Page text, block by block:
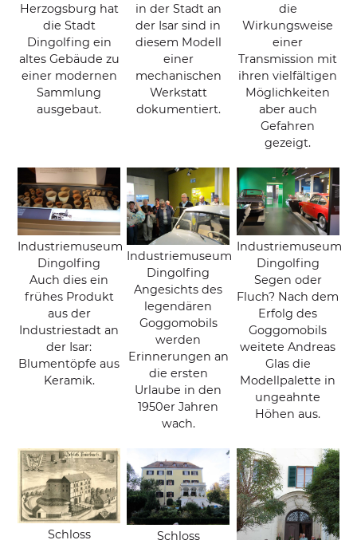
Herzogsburg hat
die Stadt
Dingolfing ein
altes Gebäude zu
einer modernen
Sammlung
ausgebaut.
in der Stadt an
der Isar sind in
diesem Modell
einer
mechanischen
Werkstatt
dokumentiert.
die
Wirkungsweise
einer
Transmission mit
ihren vielfältigen
Möglichkeiten
aber auch
Gefahren
gezeigt.
Industriemuseum
Dingolfing
Auch dies ein
frühes Produkt
aus der
Industriestadt an
der Isar:
Blumentöpfe aus
Keramik.
Industriemuseum
Dingolfing
Angesichts des
legendären
Goggomobils
werden
Erinnerungen an
die ersten
Urlaube in den
1950er Jahren
wach.
Industriemuseum
Dingolfing
Segen oder
Fluch? Nach dem
Erfolg des
Goggomobils
weitete Andreas
Glas die
Modellpalette in
ungeahnte
Höhen aus.
Schloss Schloss